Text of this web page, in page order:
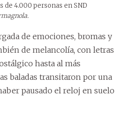
de 4.000 personas en SND
de emociones, bromas y
de melancolía, con letras
hasta al más
baladas transitaron por una
pausado el reloj en suelo